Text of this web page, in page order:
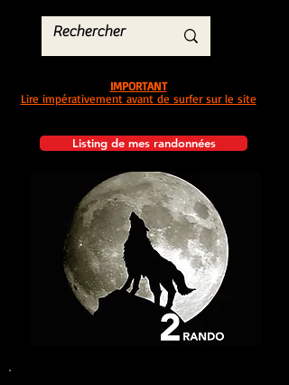
Listing de mes randonnées
IMPORTANT
Lire impérativement avant de surfer sur le site